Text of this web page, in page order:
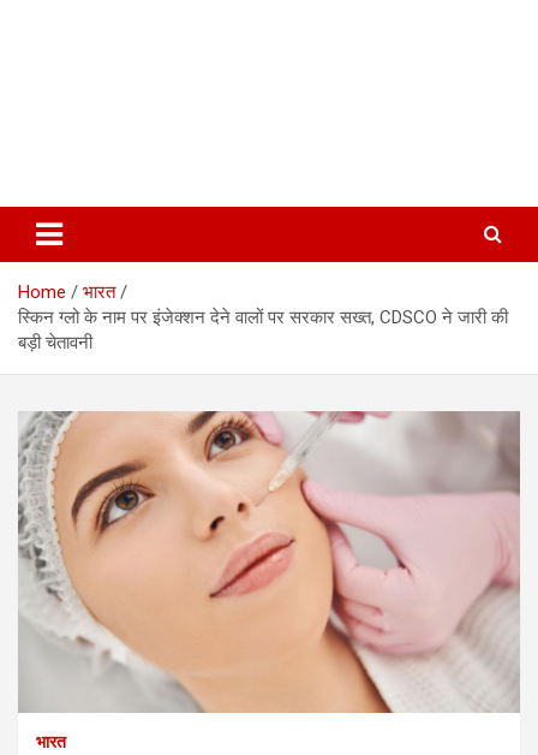
Home
भारत
स्किन ग्लो के नाम पर इंजेक्शन देने वालों पर सरकार सख्त, CDSCO ने जारी की
बड़ी चेतावनी
भारत